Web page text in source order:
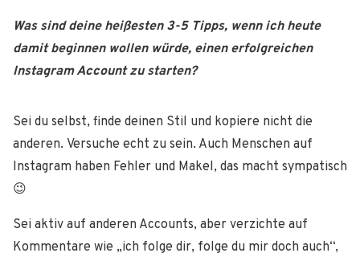
Was sind deine heißesten 3-5 Tipps, wenn ich heute
damit beginnen wollen würde, einen erfolgreichen
Instagram Account zu starten?
Sei du selbst, finde deinen Stil und kopiere nicht die
anderen. Versuche echt zu sein. Auch Menschen auf
Instagram haben Fehler und Makel, das macht sympatisch
😉
Sei aktiv auf anderen Accounts, aber verzichte auf
Kommentare wie „ich folge dir, folge du mir doch auch“,